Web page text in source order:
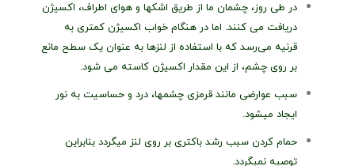
در طی روز، چشمان ما از طریق اشکها و هوای اطراف، اکسیژن
دریافت می کنند. اما در هنگام خواب اکسیژن کمتری به
قرنیه می‌رسد که با استفاده از لنزها به عنوان یک سطح مانع
بر روی چشم، از این مقدار اکسیژن کاسته می شود.
سبب عوارضی مانند قرمزی چشمها، درد و حساسیت به نور
ایجاد میشود.
حمام کردن سبب رشد باکتری بر روی لنز میگردد بنابراین
توصیه نمیگردد.